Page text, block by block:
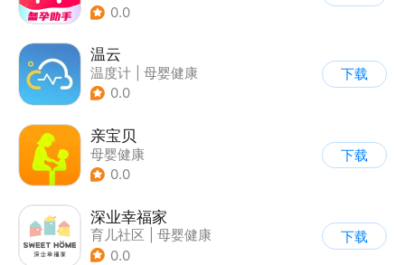
0.0
温云
温度计
母婴健康
0.0
下载
亲宝贝
母婴健康
0.0
下载
深业幸福家
育儿社区
母婴健康
0.0
下载